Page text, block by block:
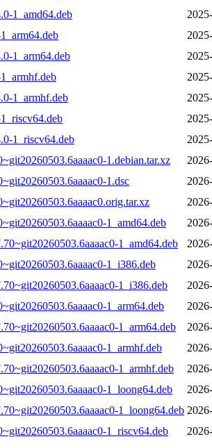
1_amd64.deb
1_arm64.deb
1_armhf.deb
1_riscv64.deb
1.debian.tar.xz
1.dsc
1_amd64.deb
1_amd64.deb
1_i386.deb
1_i386.deb
1_arm64.deb
1_arm64.deb
1_armhf.deb
1_armhf.deb
1_loong64.deb
1_loong64.deb
1_riscv64.deb